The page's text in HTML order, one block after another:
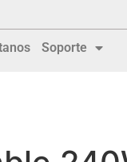
Soporte